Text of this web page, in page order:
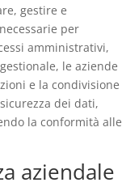
gestire e
per
amministrativi,
le aziende
e la condivisione
dei dati,
la conformità alle
aziendale